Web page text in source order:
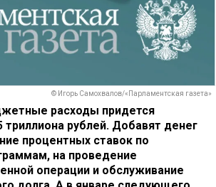
© Игорь Самохвалов/«Парламентская газета»
расходы придется
триллиона рублей. Добавят денег
процентных ставок по
на проведение
операции и обслуживание